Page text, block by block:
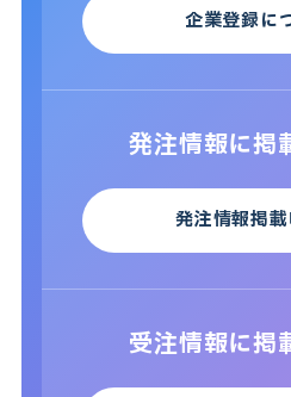
企業登録に
発注情報に掲
発注情報掲
受注情報に掲